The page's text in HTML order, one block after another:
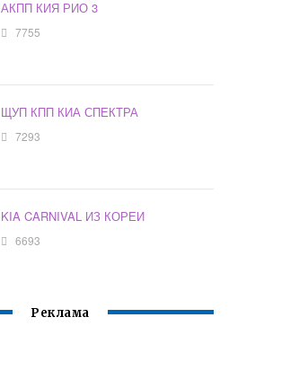
АКПП КИЯ РИО 3
7755
ЩУП КПП КИА СПЕКТРА
7293
KIA CARNIVAL ИЗ КОРЕИ
6693
Реклама